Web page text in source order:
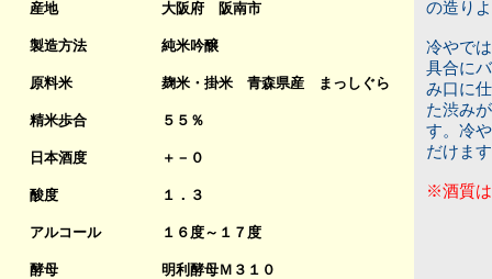
産地
製造方法
原料米
精米歩合
日本酒度
酸度
アルコール
酵母
大阪府 阪南市
純米吟醸
麹米・掛米 青森県産 まっしぐら
５５％
＋－０
１．３
１６度～１７度
明利酵母Ｍ３１０
の造り
冷やで
具合に
み口に
た渋み
す。冷
だけま
※酒質